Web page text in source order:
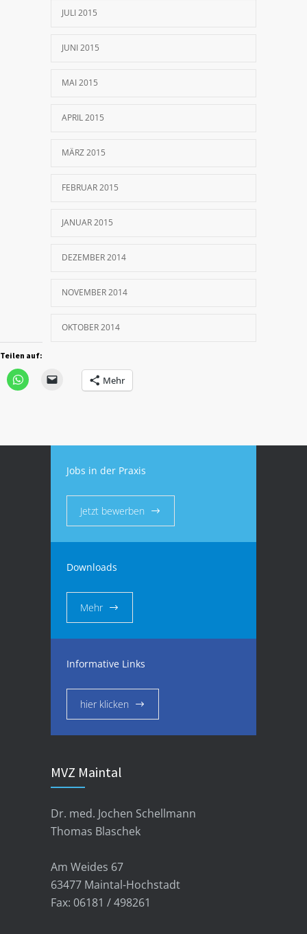
JULI 2015
JUNI 2015
MAI 2015
APRIL 2015
MÄRZ 2015
FEBRUAR 2015
JANUAR 2015
DEZEMBER 2014
NOVEMBER 2014
OKTOBER 2014
Teilen auf:
Mehr
Jobs in der Praxis
Jetzt bewerben
Downloads
Mehr
Informative Links
hier klicken
MVZ Maintal
Dr. med. Jochen Schellmann
Thomas Blaschek
Am Weides 67
63477 Maintal-Hochstadt
Fax: 06181 / 498261